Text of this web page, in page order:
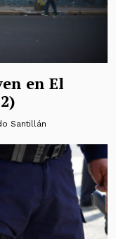
en El
Santillán